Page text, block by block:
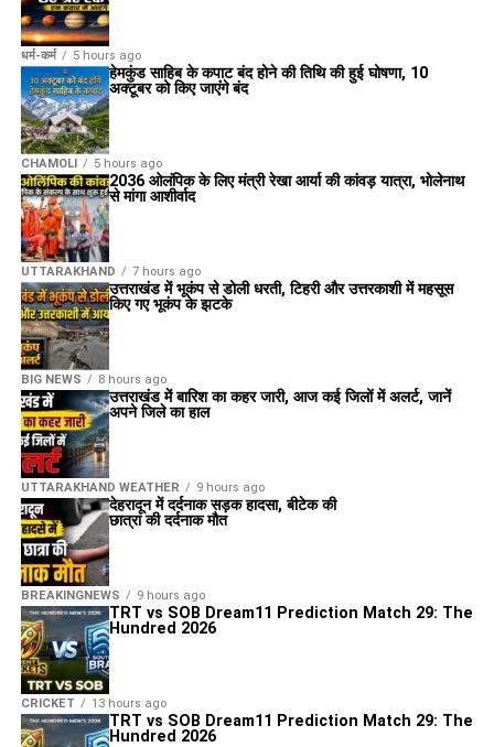
धर्म-कर्म 5 hours ago
CHAMOLI 5 hours ago
हेमकुंड साहिब के कपाट बंद होने की तिथि की हुई घोषणा, 10
अक्टूबर को किए जाएंंगे बंद
UTTARAKHAND 7 hours ago
2036 ओलंपिक के लिए मंत्री रेखा आर्या की कांवड़ यात्रा, भोलेनाथ
से मांगा आशीर्वाद
BIG NEWS 8 hours ago
उत्तराखंड में भूकंप से डोली धरती, टिहरी और उत्तरकाशी में महसूस
किए गए भूकंप के झटके
UTTARAKHAND WEATHER 9 hours ago
उत्तराखंड में बारिश का कहर जारी, आज कई जिलों में अलर्ट, जानें
अपने जिले का हाल
BREAKINGNEWS 9 hours ago
देहरादून में दर्दनाक सड़क हादसा, बीटेक की
छात्रा की दर्दनाक मौत
CRICKET 13 hours ago
TRT vs SOB Dream11 Prediction Match 29: The
Hundred 2026
TRT vs SOB Dream11 Prediction Match 29: The
Hundred 2026